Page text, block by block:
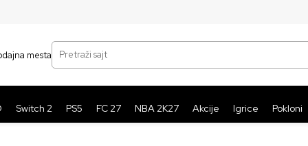
mesta
Pretraži sajt
Switch 2 PS5 FC 27 NBA 2K27 Akcije Igrice Pokloni